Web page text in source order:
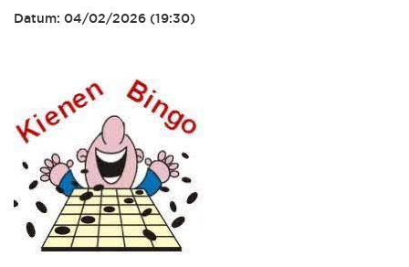
Datum: 04/02/2026 (19:30)